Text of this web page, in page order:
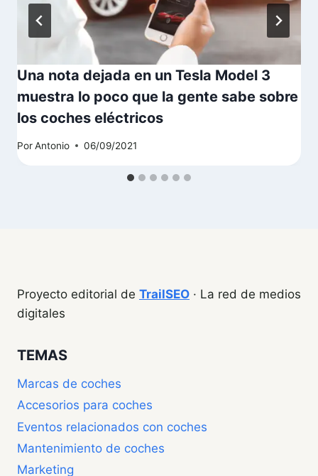
Una nota dejada en un Tesla Model 3
muestra lo poco que la gente sabe sobre
los coches eléctricos
PorAntonio 06/09/2021
Proyecto editorial de TrailSEO · La red de medios
digitales
TEMAS
Marcas de coches
Accesorios para coches
Eventos relacionados con coches
Mantenimiento de coches
Marketing